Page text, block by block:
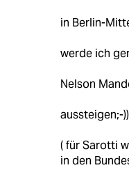
in Berlin-
werde ich
Nelson
aussteigen;-))
( für Sarotti
in den